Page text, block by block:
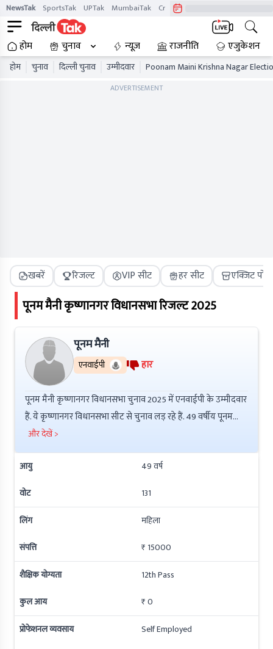
NewsTak SportsTak UPTak MumbaiTak CrimeTak
होम चुनाव न्यूज़ राजनीति एजुकेशन
होम चुनाव दिल्ली चुनाव उम्मीदवार Poonam Maini Krishna Nagar
ADVERTISEMENT
खबरें रिजल्ट VIP सीट हर सीट एक्जिट पोल
पूनम मैनीकृष्णानगरविधानसभा रिजल्ट2025
पूनम मैनी
एनवाईपी हार
पूनम मैनी कृष्णानगर विधानसभा चुनाव 2025 में एनवाईपी के उम्मीदवार
हैं. ये कृष्णानगर विधानसभा सीट से चुनाव लड़ रहे हैं. 49 वर्षीय पूनम
मैनी ने 12th Pass की है इनकी कुल संपत्ति ₹ 0 है. इनके ऊपर ₹ 0 की
देनदारी है. इनके ऊपर आपराधिक मामले नहीं हैं.
और देखें >
आयु 49वर्ष
वोट
131
लिंग
महिला
संपत्ति
₹ 15000
शैक्षिक योग्यता
12th Pass
कुल आय
₹ 0
प्रोफेशनल व्यवसाय
Self Employed